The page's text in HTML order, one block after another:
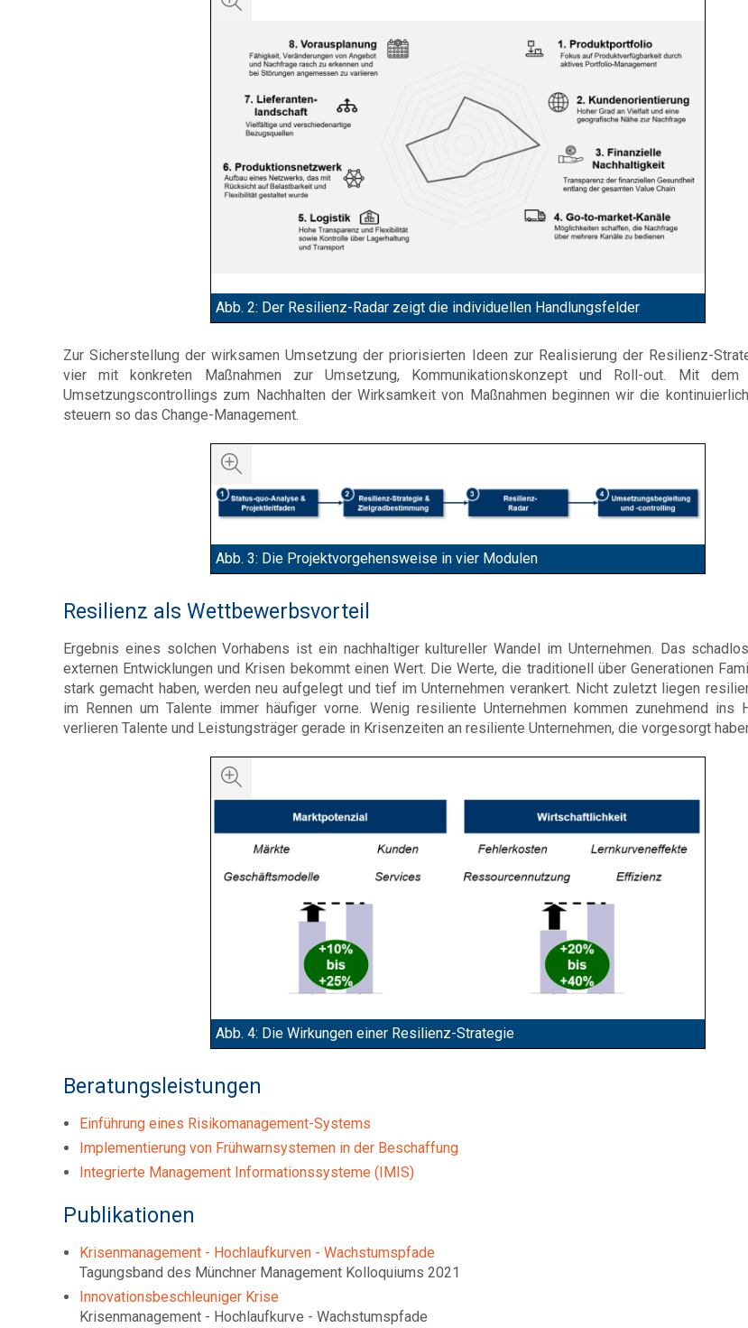
Abb. 2: Der Resilienz-Radar zeigt die individuellen Handlungsfelder
Zur Sicherstellung der wirksamen Umsetzung der priorisierten Ideen zur Realisierung der Resilienz-
vier mit konkreten Maßnahmen zur Umsetzung, Kommunikationskonzept und Roll-out. Mit
Umsetzungscontrollings zum Nachhalten der Wirksamkeit von Maßnahmen beginnen wir die
steuern so das Change-Management.
Abb. 3: Die Projektvorgehensweise in vier Modulen
Resilienz als Wettbewerbsvorteil
Ergebnis eines solchen Vorhabens ist ein nachhaltiger kultureller Wandel im Unternehmen. Das
externen Entwicklungen und Krisen bekommt einen Wert. Die Werte, die traditionell über Generationen
stark gemacht haben, werden neu aufgelegt und tief im Unternehmen verankert. Nicht zuletzt liegen
im Rennen um Talente immer häufiger vorne. Wenig resiliente Unternehmen kommen zunehmend ins
verlieren Talente und Leistungsträger gerade in Krisenzeiten an resiliente Unternehmen, die vorgesorgt
Abb. 4: Die Wirkungen einer Resilienz-Strategie
Beratungsleistungen
Einführung eines Risikomanagement-Systems
Implementierung von Frühwarnsystemen in der Beschaffung
Integrierte Management Informationssysteme (IMIS)
Publikationen
Krisenmanagement - Hochlaufkurven - Wachstumspfade
Tagungsband des Münchner Management Kolloquiums 2021
Innovationsbeschleuniger Krise
Krisenmanagement - Hochlaufkurve - Wachstumspfade